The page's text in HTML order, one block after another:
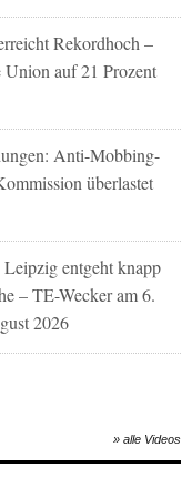
Rekordhoch –
auf 21 Prozent
Anti-Mobbing-
überlastet
entgeht knapp
– TE-Wecker am 6.
2026
» alle Videos